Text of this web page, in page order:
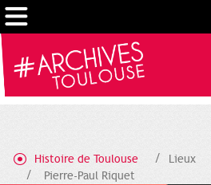
Histoire de Toulouse Lieux
Pierre-Paul Riquet
Gestion de vos préférences sur les